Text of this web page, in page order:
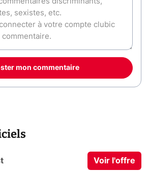
mon commentaire
Voir l'offre